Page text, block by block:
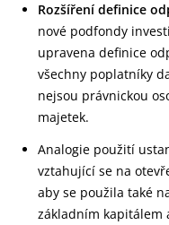
Rozšíření definice
nové podfondy
upravena definice
všechny poplatníky
nejsou právnickou
majetek.
Analogie použití
vztahující se na
aby se použila také
základním kapitálem